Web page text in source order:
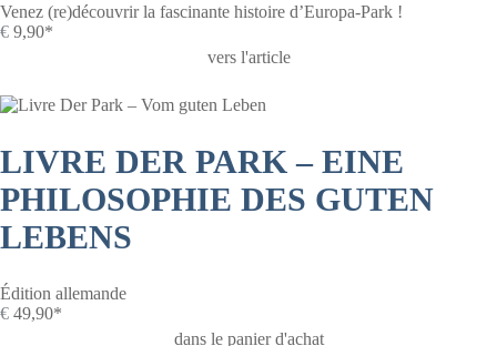
Venez (re)découvrir la fascinante histoire d’Europa-Park !
€ 9,90*
vers l'article
LIVRE DER PARK – EINE
PHILOSOPHIE DES GUTEN
LEBENS
Édition allemande
€ 49,90*
dans le panier d'achat